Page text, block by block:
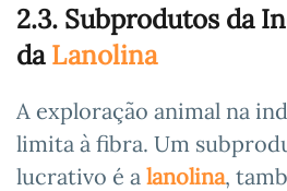
2.3. Subprodutos da
daLanolina
A exploração animal na
limita à fibra. Um
lucrativo é a lanolina,